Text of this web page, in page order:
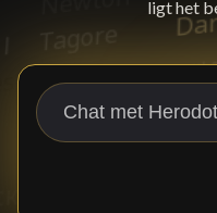
ligt het